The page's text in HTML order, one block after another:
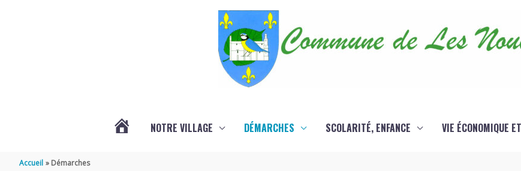
NOTRE VILLAGE DÉMARCHES SCOLARITÉ, ENFANCE VIE ÉCONOMIQUE
Accueil Démarches